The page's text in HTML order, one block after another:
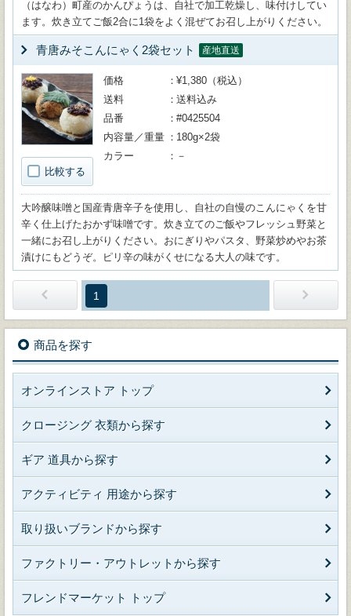
（はなわ）町産のかんぴょうは、自社で加工乾燥し、味付けしてい
ます。炊き立てご飯2合に1袋をよく混ぜてお召し上がりください。
青唐みそこんにゃく2袋セット 産地直送
比較する
価格
¥1,380（税込）
送料
送料込み
品番
#0425504
内容量／重量
180g×2袋
カラー
－
大吟醸味噌と国産青唐辛子を使用し、自社の自慢のこんにゃくを甘
辛く仕上げたおかず味噌です。炊き立てのご飯やフレッシュ野菜と
一緒にお召し上がりください。おにぎりやパスタ、野菜炒めやお茶
漬けにもどうぞ。ピリ辛の味がくせになる大人の味です。
1
商品を探す
オンラインストア トップ
クロージング 衣類から探す
ギア 道具から探す
アクティビティ 用途から探す
取り扱いブランドから探す
ファクトリー・アウトレットから探す
フレンドマーケット トップ